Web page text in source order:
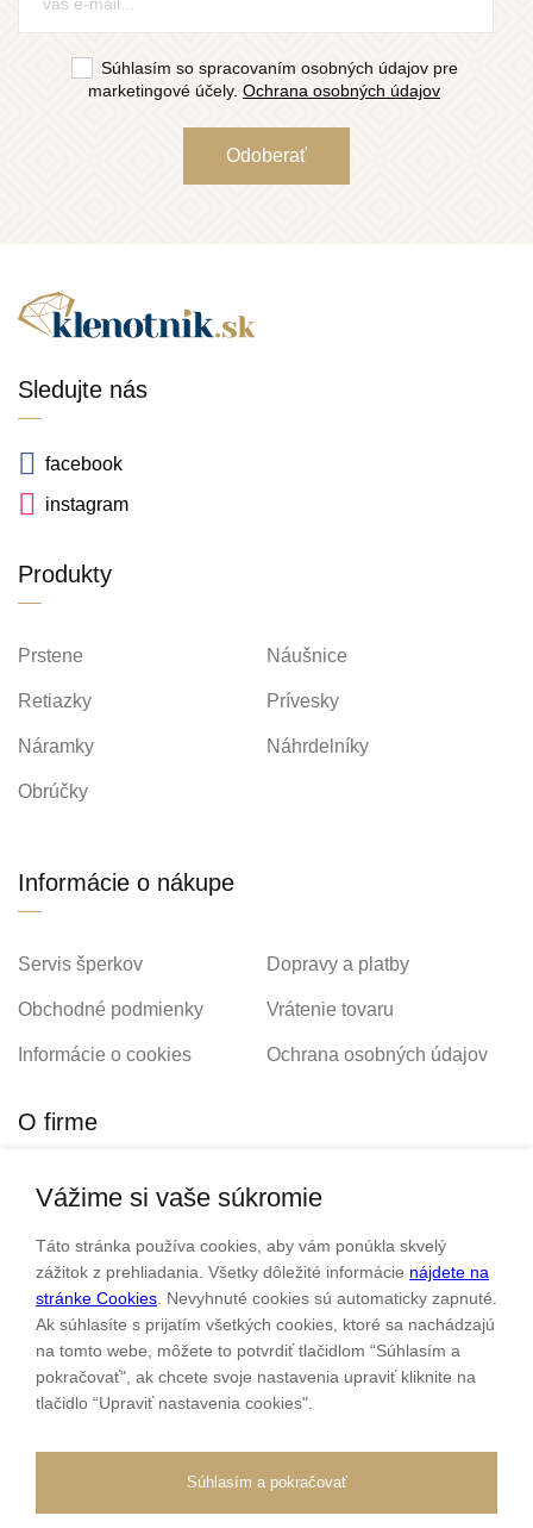
Súhlasím so spracovaním osobných údajov pre
marketingové účely. Ochrana osobných údajov
Sledujte nás
facebook
instagram
Produkty
Prstene Náušnice
Retiazky Prívesky
Náramky Náhrdelníky
Obrúčky
Informácie o nákupe
Servis šperkov Dopravy a platby
Obchodné podmienky Vrátenie tovaru
Informácie o cookies Ochrana osobných údajov
O firme
Personalizovaný šperk O nás
Kontakt
Sme rodinná firma a zameriavame sa na predaj hodiniek a
šperkov od roku 1994.
Pozrite sa na naše ďaľšie web stránky.
Vážime si vaše súkromie
Táto stránka používa cookies, aby vám ponúkla skvelý
zážitok z prehliadania. Všetky dôležité informácie nájdete na
stránke Cookies . Nevyhnuté cookies sú automaticky zapnuté.
Ak súhlasíte s prijatím všetkých cookies, ktoré sa nachádzajú
na tomto webe, môžete to potvrdiť tlačidlom “Súhlasím a
pokračovať", ak chcete svoje nastavenia upraviť kliknite na
tlačidlo “Upraviť nastavenia cookies".
Súhlasím a pokračovať